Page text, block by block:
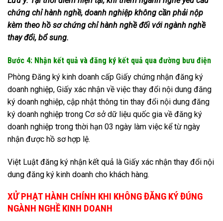
chứng chỉ hành nghề, doanh nghiệp không cần phải nộp
kèm theo hồ sơ chứng chỉ hành nghề đối với ngành nghề
thay đổi, bổ sung.
Bước 4: Nhận kết quả và đăng ký kết quả qua đường bưu điện
Phòng Đăng ký kinh doanh cấp Giấy chứng nhận đăng ký
doanh nghiệp, Giấy xác nhận về việc thay đổi nội dung đăng
ký doanh nghiệp, cập nhật thông tin thay đổi nội dung đăng
ký doanh nghiệp trong Cơ sở dữ liệu quốc gia về đăng ký
doanh nghiệp trong thời hạn 03 ngày làm việc kể từ ngày
nhận được hồ sơ hợp lệ.
Việt Luật đăng ký nhận kết quả là Giấy xác nhận thay đổi nội
dung đăng ký kinh doanh cho khách hàng.
XỬ PHẠT HÀNH CHÍNH KHI KHÔNG ĐĂNG KÝ ĐÚNG
NGÀNH NGHỀ KINH DOANH